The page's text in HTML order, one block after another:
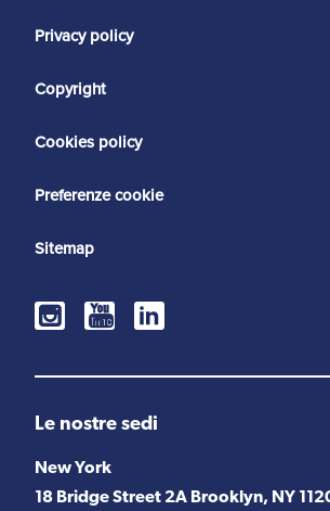
Privacy policy
Copyright
Cookies policy
Preferenze cookie
Sitemap
Le nostre sedi
New York
18 Bridge Street 2A Brooklyn, NY